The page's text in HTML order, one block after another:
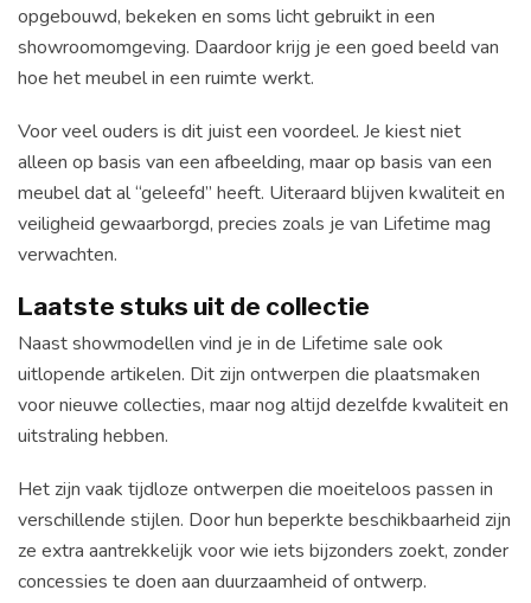
opgebouwd, bekeken en soms licht gebruikt in een
showroomomgeving. Daardoor krijg je een goed beeld van
hoe het meubel in een ruimte werkt.
Voor veel ouders is dit juist een voordeel. Je kiest niet
alleen op basis van een afbeelding, maar op basis van een
meubel dat al “geleefd” heeft. Uiteraard blijven kwaliteit en
veiligheid gewaarborgd, precies zoals je van Lifetime mag
verwachten.
Laatste stuks uit de collectie
Naast showmodellen vind je in de Lifetime sale ook
uitlopende artikelen. Dit zijn ontwerpen die plaatsmaken
voor nieuwe collecties, maar nog altijd dezelfde kwaliteit en
uitstraling hebben.
Het zijn vaak tijdloze ontwerpen die moeiteloos passen in
verschillende stijlen. Door hun beperkte beschikbaarheid zijn
ze extra aantrekkelijk voor wie iets bijzonders zoekt, zonder
concessies te doen aan duurzaamheid of ontwerp.